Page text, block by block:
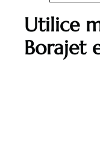
Utilice
Borajet